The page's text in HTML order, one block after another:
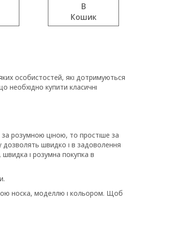
В
Кошик
особистостей, які дотримуються
необхідно купити класичні
розумною ціною, то простіше за
дозволять швидко і в задоволення
швидка і розумна покупка в
носка, моделлю і кольором. Щоб